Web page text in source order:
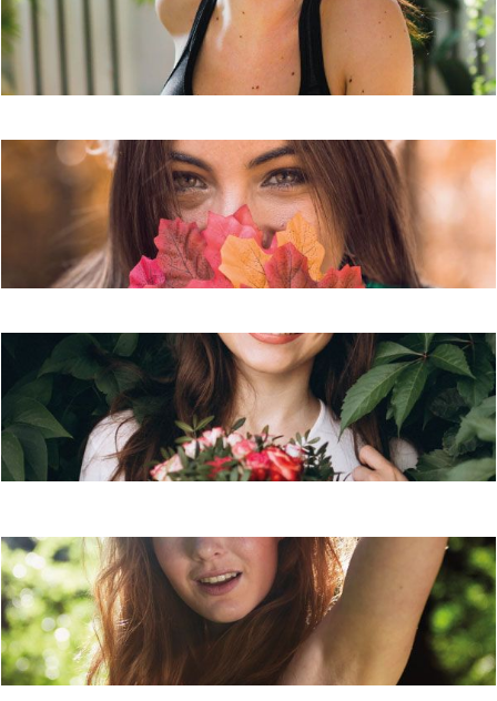
Peaux mixtes : de l'harmonie pour une
peau unifiée et hydratée
Peaux sèches : les ingrédients
nourrissants pour un teint lumineux !
Peaux sensibles : de l'apaisement pour
une peau confortable !
La première expérience beauté des
peaux jeunes